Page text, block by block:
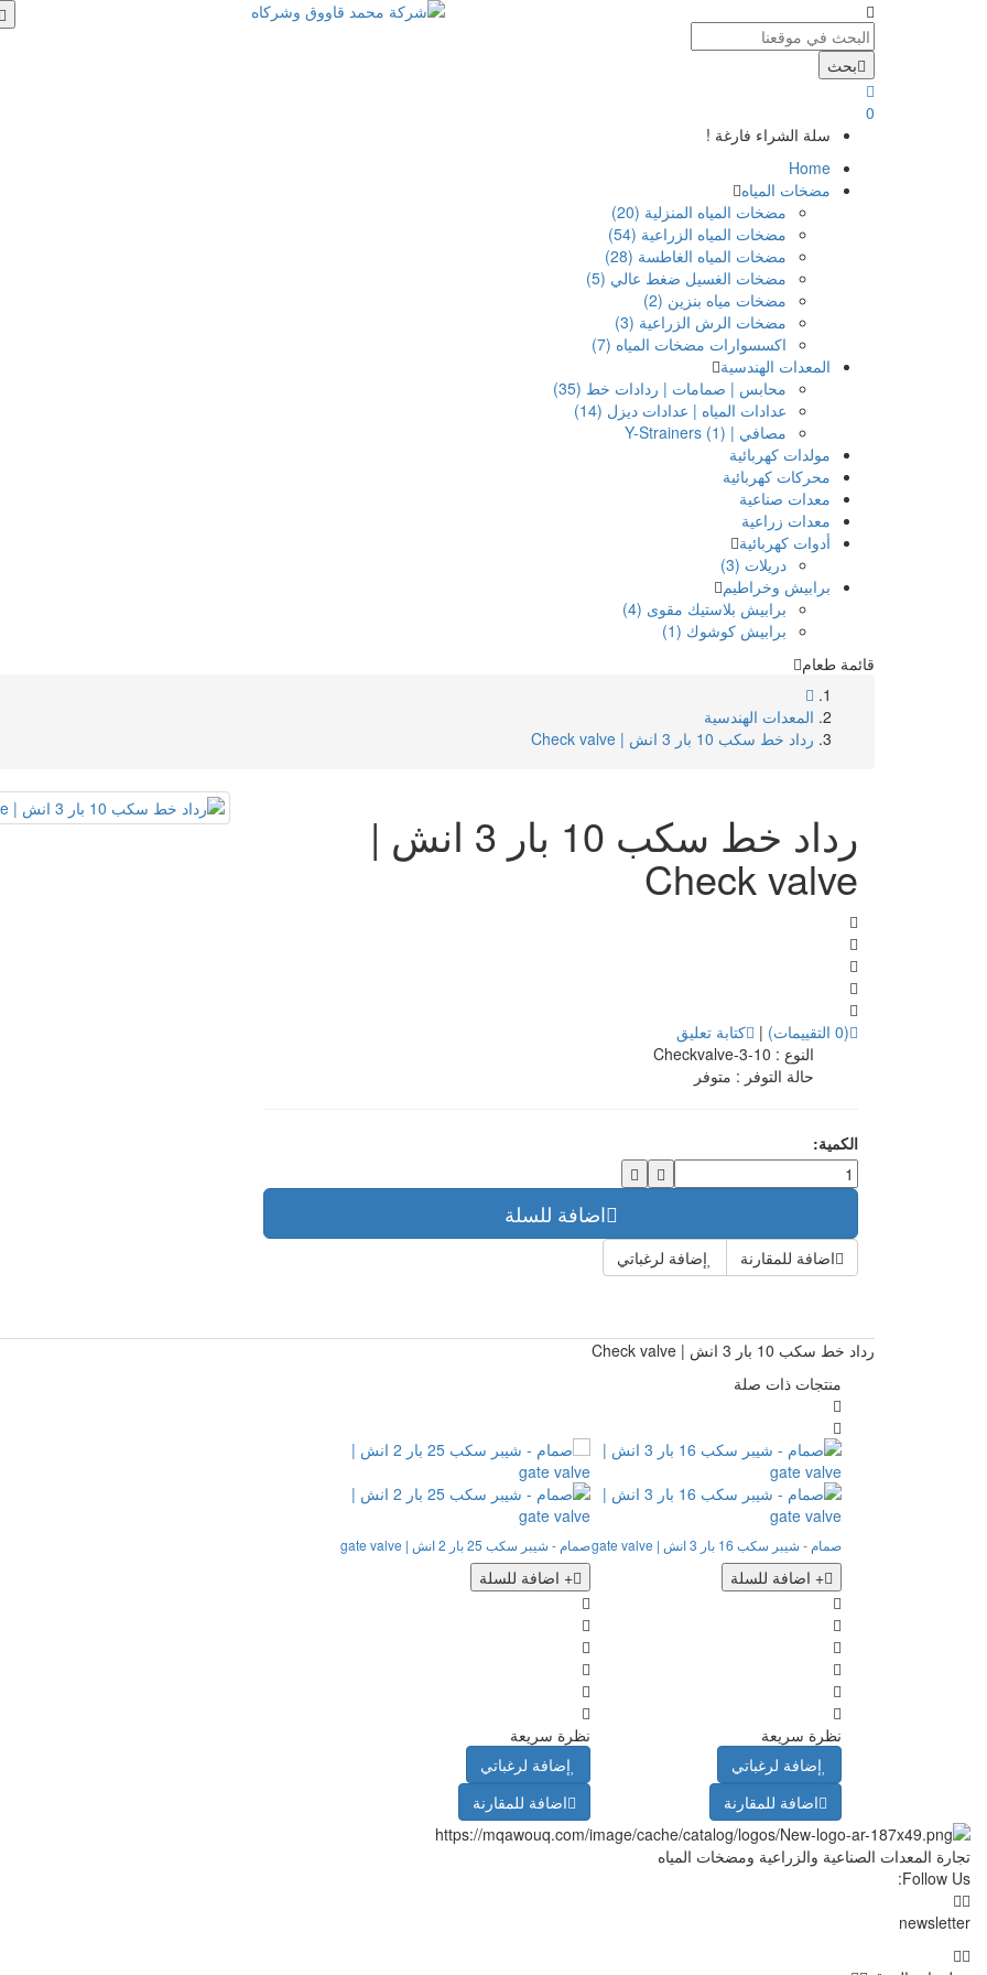
بحث
0
سلة الشراء فارغة !
Home
مضخات المياه
مضخات المياه المنزلية (20)
مضخات المياه الزراعية (54)
مضخات المياه الغاطسة (28)
مضخات الغسيل ضغط عالي (5)
مضخات مياه بنزين (2)
مضخات الرش الزراعية (3)
اكسسوارات مضخات المياه (7)
المعدات الهندسية
محابس | صمامات | ردادات خط (35)
عدادات المياه | عدادات ديزل (14)
مصافي | Y-Strainers (1)
مولدات كهربائية
محركات كهربائية
معدات صناعية
معدات زراعية
أدوات كهربائية
دريلات (3)
برابيش وخراطيم
برابيش بلاستيك مقوى (4)
برابيش كوشوك (1)
قائمة طعام
المعدات الهندسية
رداد خط سكب 10 بار 3 انش | Check valve
رداد خط سكب 10 بار 3 انش |
Check valve
(0 التقييمات) |
كتابة تعليق
النوع :
حالة التوفر : متوفر
الكمية:
اضافة للسلة
إضافة لرغباتي اضافة للمقارنة
رداد خط سكب 10 بار 3 انش | Check valve
منتجات ذات صلة
صمام - شيبر سكب 25 بار 2 انش | gate valve
+ اضافة للسلة
نظرة سريعة
إضافة لرغباتي
اضافة للمقارنة
صمام - شيبر سكب 16 بار 3 انش | gate valve
+ اضافة للسلة
نظرة سريعة
إضافة لرغباتي
اضافة للمقارنة
تجارة المعدات الصناعية والزراعية ومضخات المياه
Follow Us:
newsletter